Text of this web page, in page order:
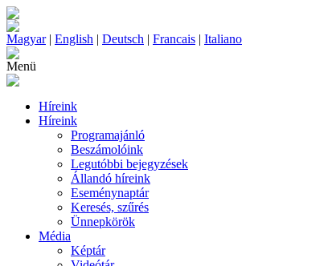
Magyar| English | Deutsch | Francais | Italiano
Menü
Híreink
Híreink
Programajánló
Beszámolóink
Legutóbbi bejegyzések
Állandó híreink
Eseménynaptár
Keresés, szűrés
Ünnepkörök
Média
Képtár